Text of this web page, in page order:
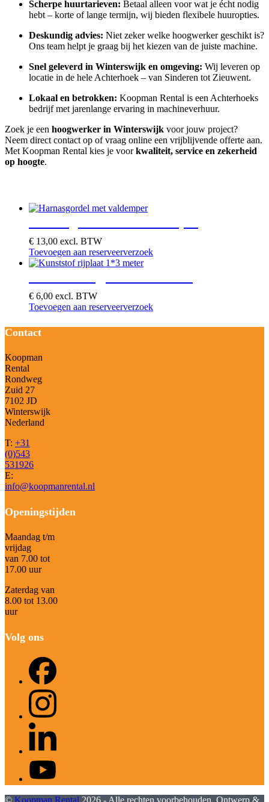
Scherpe huurtarieven: Betaal alleen voor wat je écht nodig
hebt – korte of lange termijn, wij bieden flexibele huuropties.
Deskundig advies: Niet zeker welke hoogwerker geschikt is?
Ons team helpt je graag bij het kiezen van de juiste machine.
Snel geleverd in Winterswijk en omgeving: Wij leveren op
locatie in de hele Achterhoek – van Sinderen tot Zieuwent.
Lokaal en betrokken: Koopman Rental is een Achterhoeks
bedrijf met jarenlange ervaring in machineverhuur.
Zoek je een hoogwerker in Winterswijk voor jouw project?
Neem direct contact op of vraag online een vrijblijvende offerte aan.
Met Koopman Rental kies je voorkwaliteit, service en zekerheid
op hoogte.
€ 13,00 excl. BTW
Toevoegen aan reserveerverzoek
€ 6,00 excl. BTW
Toevoegen aan reserveerverzoek
Contact
Koopman
Rental
Rondweg
Zuid 27
7102 JD
Winterswijk
Nederland
T: +31
(0)543
531926
E:
info@koopmanrental.nl
Openingstijden
Maandag t/m
vrijdag
van 7.00 tot
17.00 uur
Zaterdag van
8.00 tot 13.00
uur
Volg ons
Instagram